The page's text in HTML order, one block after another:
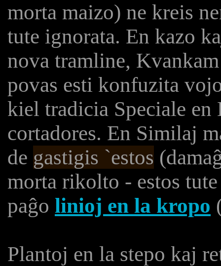
morta maizo) ne kreis
tute ignorata. En kazo
nova tramline,
povas esti konfuzita
kiel tradicia Speciale
cortadores. En Similaj
de gastigis `estos
morta rikolto - estos
paĝo linioj en la kropo
Plantoj en la stepo kaj